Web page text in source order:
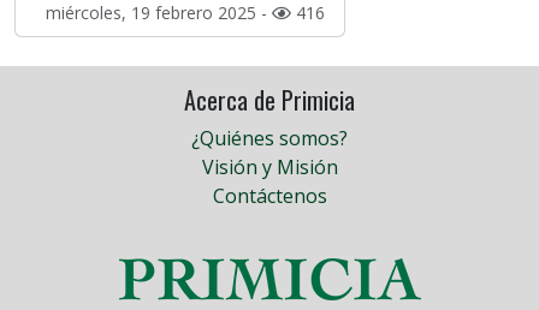
miércoles, 19 febrero 2025 - 416
Acerca de Primicia
¿Quiénes somos?
Visión y Misión
Contáctenos